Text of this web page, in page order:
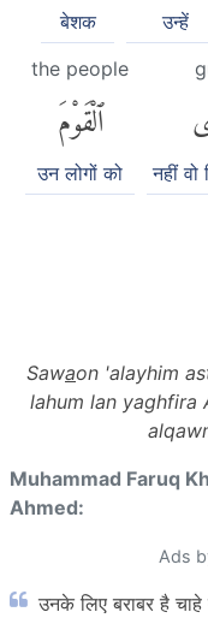
उन्हें
बेशक
नहीं वो
the people
ٱلْقَوْمَ
उन लोगों को
Sawaon 'alayhim
lahum lan yaghfira
Muhammad Faruq
Ahmed:
Ads
उनके लिए बराबर है चाहे